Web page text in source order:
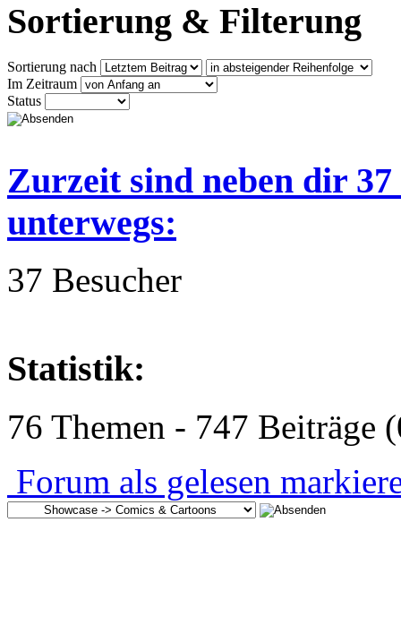
Sortierung & Filterung
Sortierung nach
Im Zeitraum
Status
Zurzeit sind neben dir
unterwegs:
37 Besucher
Statistik:
76 Themen - 747 Beiträge
Forum als gelesen